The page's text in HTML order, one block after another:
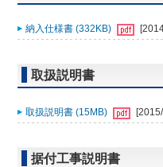
納入仕様書 (332KB)
取扱説明書
取扱説明書 (15MB)
据付工事説明書